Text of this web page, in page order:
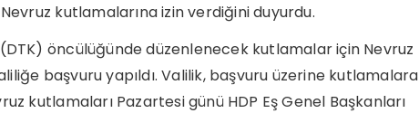
kutlamalarına izin verdiğini duyurdu.
öncülüğünde düzenlenecek kutlamalar için Nevruz
başvuru yapıldı. Valilik, başvuru üzerine kutlamalara
kutlamaları Pazartesi günü HDP Eş Genel Başkanları